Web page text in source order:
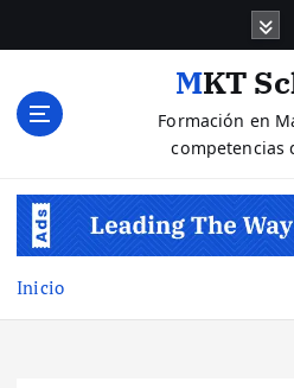
MKT
Formación en
competencias
Inicio